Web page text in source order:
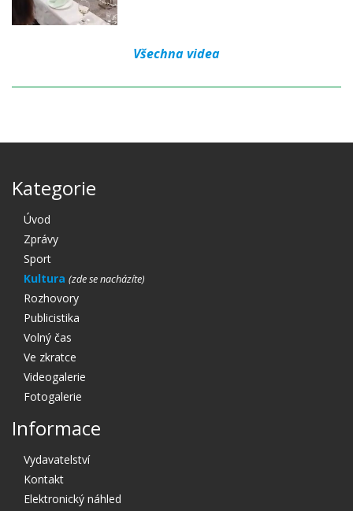
Všechna videa
Kategorie
Úvod
Zprávy
Sport
Kultura
Rozhovory
Publicistika
Volný čas
Ve zkratce
Videogalerie
Fotogalerie
Informace
Vydavatelství
Kontakt
Elektronický náhled